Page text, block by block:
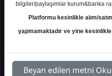
7 2
Cuma, 06 Eylül 2024
bilgiler/paylaşımlar kurum&banka
Platformu kesinlikle alım/
yapmamaktadır ve yine
Beyan edilen metni